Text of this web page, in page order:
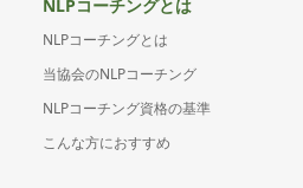
NLPコーチングとは
NLPコーチングとは
当協会のNLPコーチング
NLPコーチング資格の基準
こんな方におすすめ